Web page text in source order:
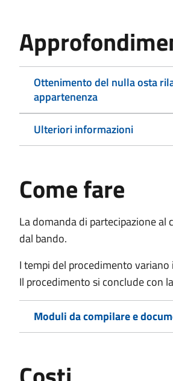
Ottenimento del nulla osta
appartenenza
Ulteriori informazioni
Come fare
La domanda di partecipazione
dal bando.
I tempi del procedimento
Il procedimento si conclude con
Moduli da compilare e